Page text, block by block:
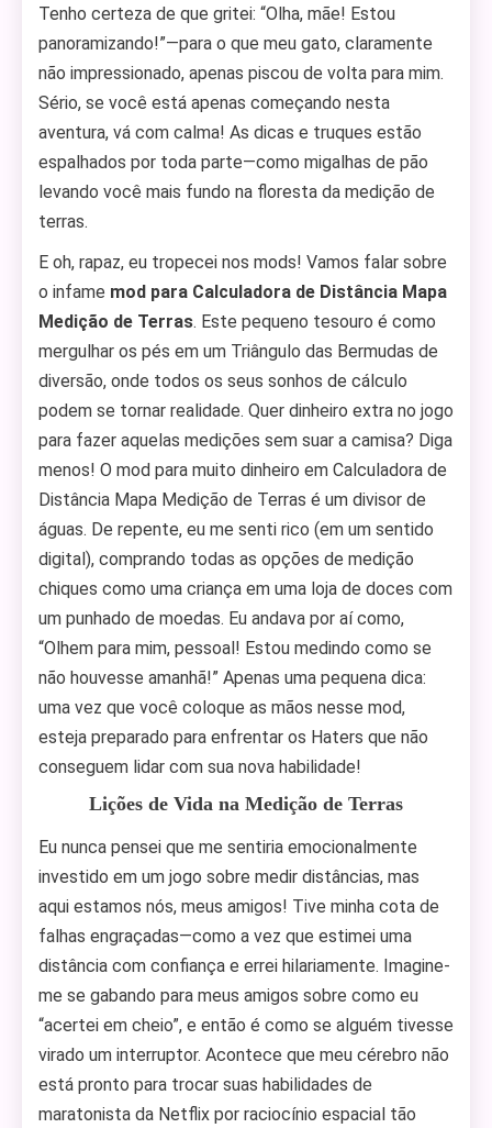
Tenho certeza de que gritei: “Olha, mãe! Estou
panoramizando!”—para o que meu gato, claramente
não impressionado, apenas piscou de volta para mim.
Sério, se você está apenas começando nesta
aventura, vá com calma! As dicas e truques estão
espalhados por toda parte—como migalhas de pão
levando você mais fundo na floresta da medição de
terras.
E oh, rapaz, eu tropecei nos mods! Vamos falar sobre
o infame mod para Calculadora de Distância Mapa
Medição de Terras. Este pequeno tesouro é como
mergulhar os pés em um Triângulo das Bermudas de
diversão, onde todos os seus sonhos de cálculo
podem se tornar realidade. Quer dinheiro extra no jogo
para fazer aquelas medições sem suar a camisa? Diga
menos! O mod para muito dinheiro em Calculadora de
Distância Mapa Medição de Terras é um divisor de
águas. De repente, eu me senti rico (em um sentido
digital), comprando todas as opções de medição
chiques como uma criança em uma loja de doces com
um punhado de moedas. Eu andava por aí como,
“Olhem para mim, pessoal! Estou medindo como se
não houvesse amanhã!” Apenas uma pequena dica:
uma vez que você coloque as mãos nesse mod,
esteja preparado para enfrentar os Haters que não
conseguem lidar com sua nova habilidade!
Lições de Vida na Medição de Terras
Eu nunca pensei que me sentiria emocionalmente
investido em um jogo sobre medir distâncias, mas
aqui estamos nós, meus amigos! Tive minha cota de
falhas engraçadas—como a vez que estimei uma
distância com confiança e errei hilariamente. Imagine-
me se gabando para meus amigos sobre como eu
“acertei em cheio”, e então é como se alguém tivesse
virado um interruptor. Acontece que meu cérebro não
está pronto para trocar suas habilidades de
maratonista da Netflix por raciocínio espacial tão